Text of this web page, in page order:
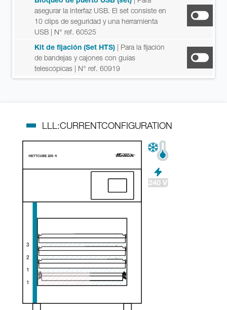
asegurar la interfaz USB. El set consiste en
10 clips de seguridad y una herramienta
USB | N° ref. 60525
Kit de fijación (Set HTS) | Para la fijación
de bandejas y cajones con guías
telescópicas | N° ref. 60919
LLL:CURRENTCONFIGURATION
1
1
2
3